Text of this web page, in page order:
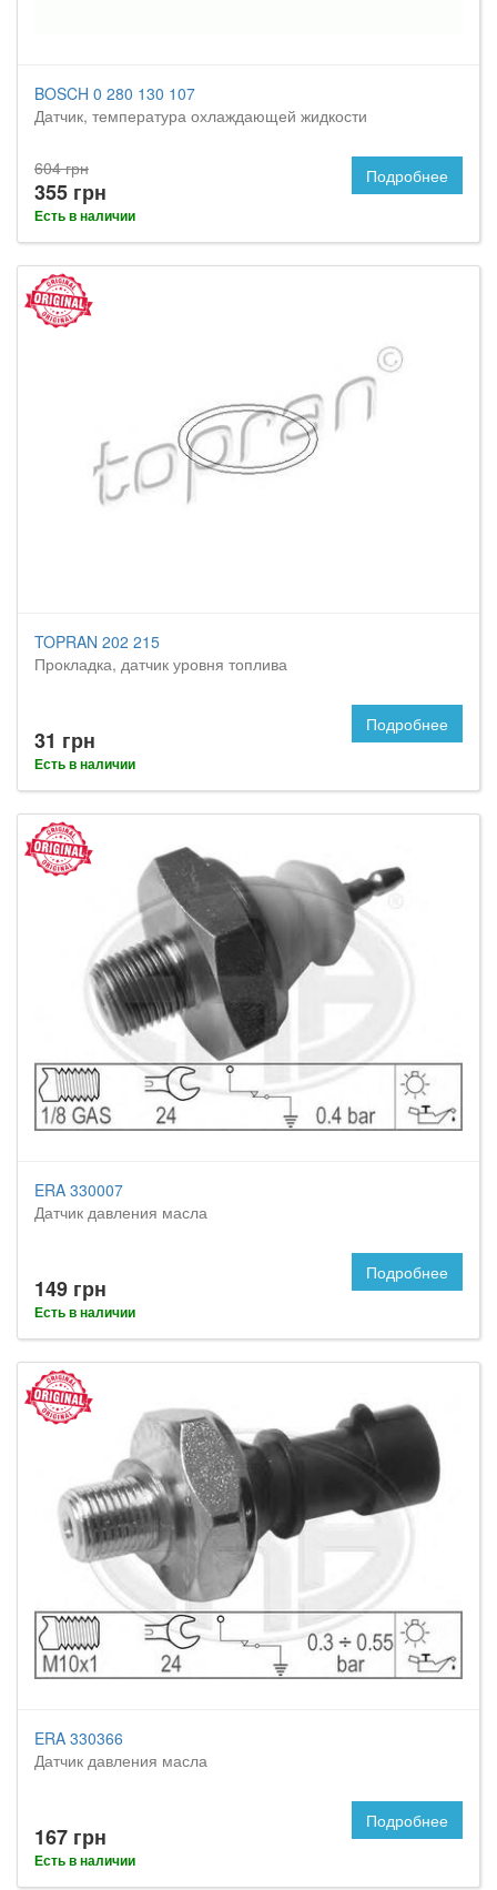
BOSCH 0 280 130 107
Датчик, температура охлаждающей жидкости
604 грн
355 грн
Есть в наличии
Подробнее
TOPRAN 202 215
Прокладка, датчик уровня топлива
31 грн
Есть в наличии
Подробнее
ERA 330007
Датчик давления масла
149 грн
Есть в наличии
Подробнее
ERA 330366
Датчик давления масла
167 грн
Есть в наличии
Подробнее